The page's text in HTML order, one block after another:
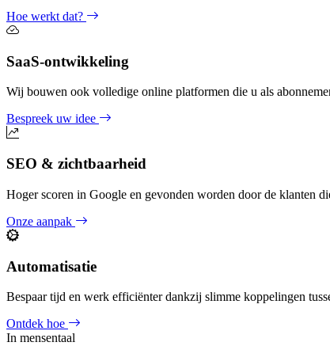
Hoe werkt dat?
SaaS-ontwikkeling
Wij bouwen ook volledige online platformen die u als
Bespreek uw idee
SEO & zichtbaarheid
Hoger scoren in Google en gevonden worden door de klanten
Onze aanpak
Automatisatie
Bespaar tijd en werk efficiënter dankzij slimme koppelingen
Ontdek hoe
In mensentaal